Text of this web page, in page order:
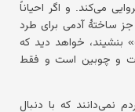
می‌کند. و اگر احیاناً
ساختهٔ آدمی برای طرد
بنشیند، خواهد دید که
و چوبین است و فقط
نمی‌دانند که با دنبال